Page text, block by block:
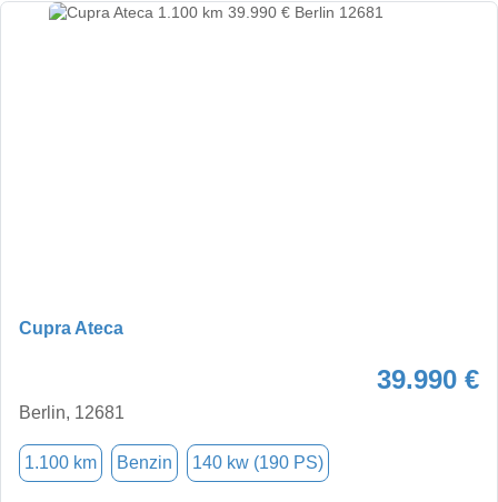
Cupra Ateca
39.990 €
Berlin, 12681
1.100 km Benzin 140 kw (190 PS)